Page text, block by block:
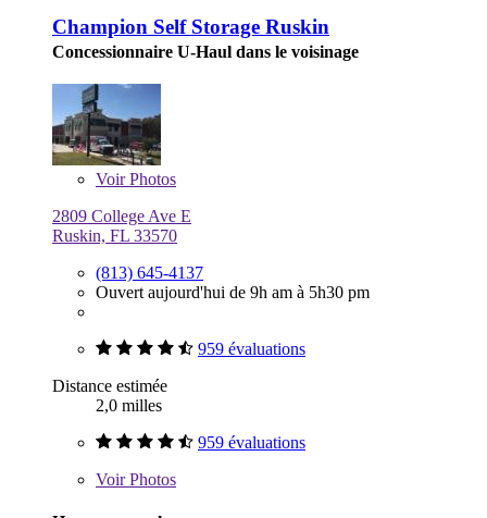
Champion Self Storage Ruskin
Concessionnaire U-Haul dans le voisinage
VoirPhotos
2809 College Ave E
Ruskin, FL 33570
(813) 645-4137
Ouvert aujourd'hui de 9h am à 5h30 pm
959 évaluations
Distance estimée
2,0 milles
959 évaluations
VoirPhotos